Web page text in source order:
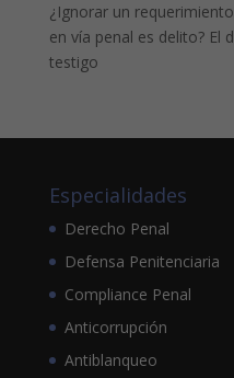
¿Ignorar un
en vía penal es delito? El
testigo
Especialidades
Derecho Penal
Defensa Penitenciaria
Compliance Penal
Anticorrupción
Antiblanqueo